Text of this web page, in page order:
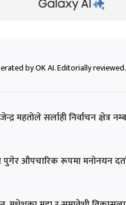
by OK AI. Editorially reviewed.
महतोले सर्लाही निर्वाचन
पुगेर औपचारिक रूपमा मनोनयन